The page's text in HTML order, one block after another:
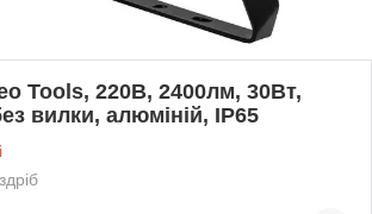
Tools, 220В, 2400лм, 30Вт,
вилки, алюміній, IP65